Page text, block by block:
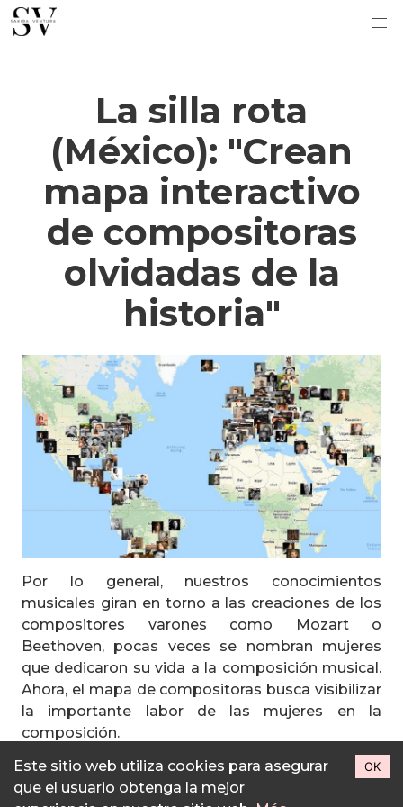
La silla rota
(México): "Crean
mapa interactivo
de compositoras
olvidadas de la
historia"
Por lo general, nuestros conocimientos
musicales giran en torno a las creaciones de los
compositores varones como Mozart o
Beethoven, pocas veces se nombran mujeres
que dedicaron su vida a la composición musical.
Ahora, el mapa de compositoras busca visibilizar
la importante labor de las mujeres en la
composición.
Leer más
Este sitio web utiliza cookies para asegurar
que el usuario obtenga la mejor
OK